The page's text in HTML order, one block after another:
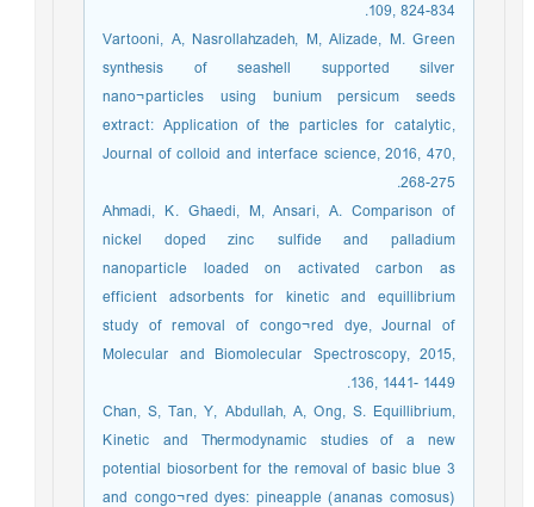
109, 824-834.
Vartooni, A, Nasrollahzadeh, M, Alizade, M. Green
synthesis of seashell supported silver
nano¬particles using bunium persicum seeds
extract: Application of the particles for catalytic,
Journal of colloid and interface science, 2016, 470,
268-275.
Ahmadi, K. Ghaedi, M, Ansari, A. Comparison of
nickel doped zinc sulfide and palladium
nanoparticle loaded on activated carbon as
efficient adsorbents for kinetic and equillibrium
study of removal of congo¬red dye, Journal of
Molecular and Biomolecular Spectroscopy, 2015,
136, 1441- 1449.
Chan, S, Tan, Y, Abdullah, A, Ong, S. Equillibrium,
Kinetic and Thermodynamic studies of a new
potential biosorbent for the removal of basic blue 3
and congo¬red dyes: pineapple (ananas comosus)